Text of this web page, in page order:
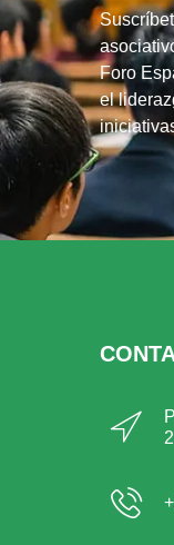
Foro
el